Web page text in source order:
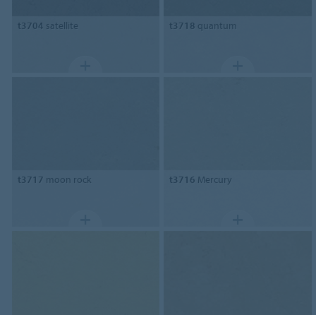
t3704 satellite t3718 quantum
t3717 moon rock t3716 Mercury